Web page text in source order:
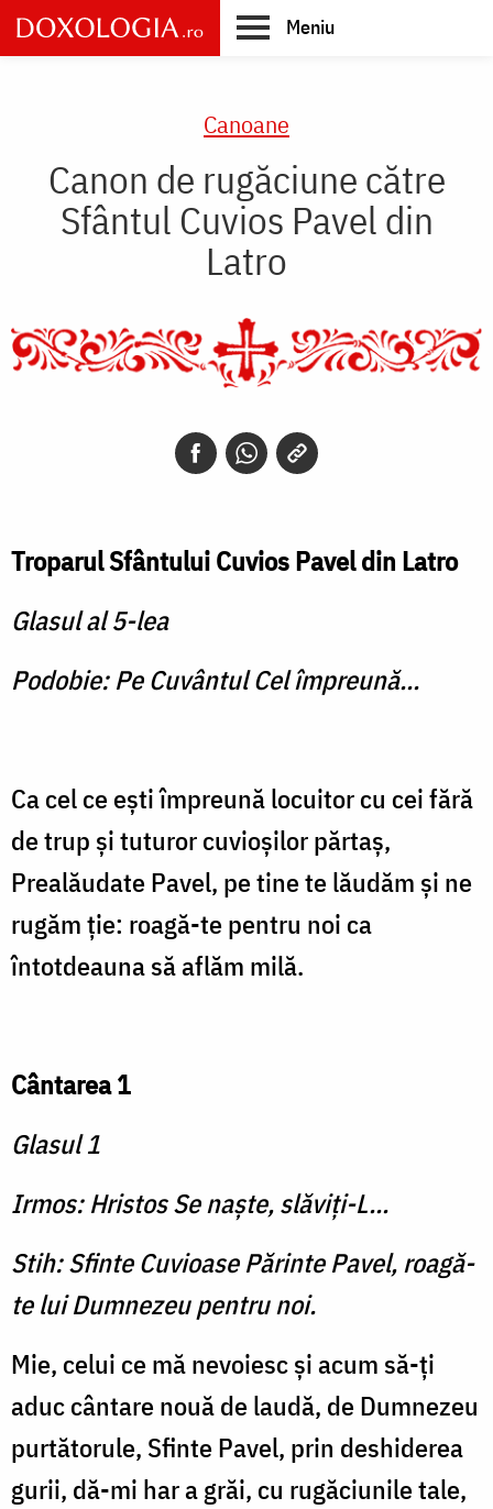
Skip
to
main
Meniu
Canoane
Canon de rugăciune către
Sfântul Cuvios Pavel din
Latro
Troparul Sfântului Cuvios Pavel din Latro
Glasul al 5-lea
Podobie: Pe Cuvântul Cel împreună...
Ca cel ce eşti împreună lo­cuitor cu cei fără
de trup şi tu­turor cuvioşilor părtaş,
Prealăudate Pavel, pe tine te lău­dăm şi ne
rugăm ţie: roagă-te pentru noi ca
întotdeauna să aflăm milă.
Cântarea 1
Glasul 1
Irmos: Hristos Se naşte, slăviţi-L...
Stih: Sfinte Cuvioase Părinte Pavel, roagă-
te lui Dumnezeu pentru noi.
Mie, celui ce mă nevoiesc şi acum să-ţi
aduc cântare nouă de laudă, de Dum­nezeu
purtătorule, Sfinte Pavel, prin deshiderea
gurii, dă-mi har a grăi, cu rugăciunile tale,